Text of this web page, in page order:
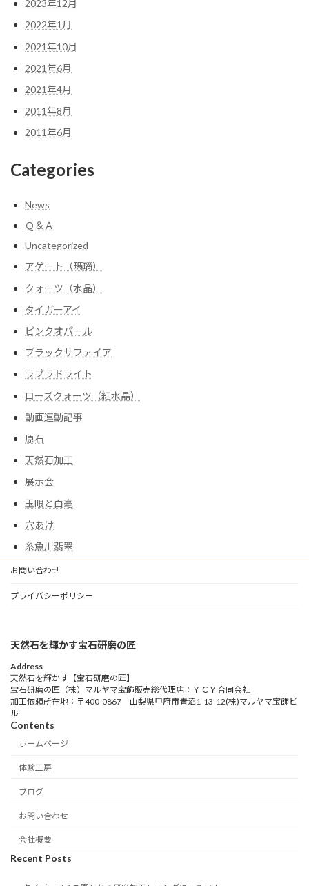
2023年12月
2022年1月
2021年10月
2021年6月
2021年4月
2011年8月
2011年6月
Categories
News
Ｑ＆Ａ
Uncategorized
アゲート（瑪瑙）
クォーツ（水晶）
タイガーアイ
ピンクオパール
ブラックサファイア
ラブラドライト
ローズクォーツ（紅水晶）
動画連動記事
原石
天然石加工
展示会
玉眼と白毫
穴あけ
糸魚川翡翠
お問い合わせ
プライバシーポリシー
天然石を輝かす宝石研磨の匠
Address
天然石を輝かす【宝石研磨の匠】
宝石研磨の匠（株）マルヤマ宝飾販売総代理店：ＹＣＹ合同会社
加工依頼所在地：〒400-0867 山梨県甲府市青沼1-13-12(株)マルヤマ宝飾ビ
ル
Contents
ホームページ
体験工房
ブログ
お問い合わせ
会社概要
Recent Posts